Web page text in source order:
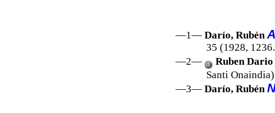
—1— Darío, Rubén
35 (1928,
—2—
Ruben Dario
Santi Onaindia)
—3— Darío, Rubén